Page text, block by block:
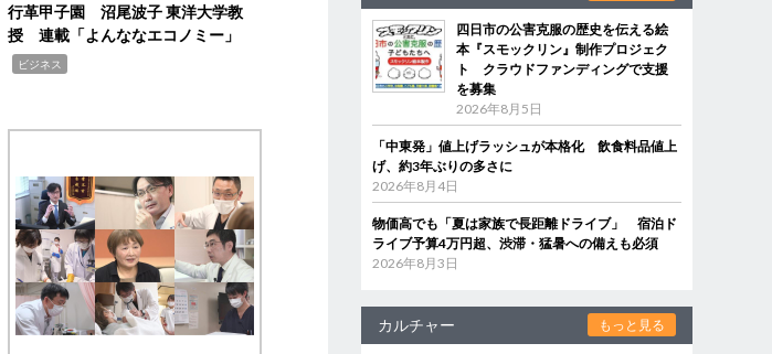
行革甲子園 沼尾波子 東洋大学教
授 連載「よんななエコノミー」
ビジネス
四日市の公害克服の歴史を伝える絵
本『スモックリン』制作プロジェク
ト クラウドファンディングで支援
を募集
2026年8月5日
「中東発」値上げラッシュが本格化 飲食料品値上
げ、約3年ぶりの多さに
2026年8月4日
物価高でも「夏は家族で長距離ドライブ」 宿泊ド
ライブ予算4万円超、渋滞・猛暑への備えも必須
2026年8月3日
カルチャー もっと見る